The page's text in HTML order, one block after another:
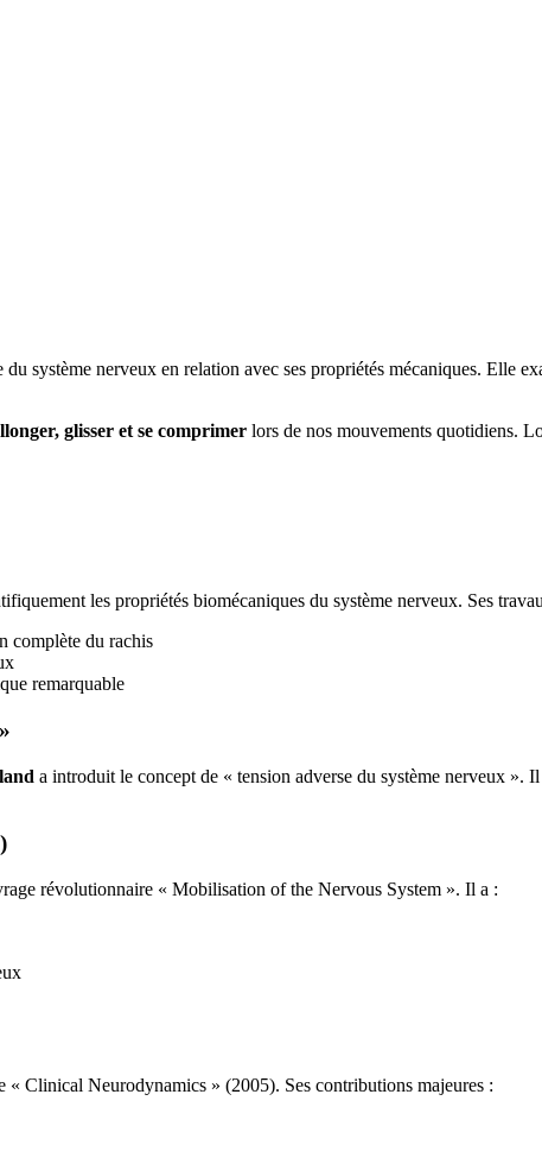
système nerveux en relation avec ses propriétés mécaniques. Elle
glisser et se comprimer lors de nos mouvements quotidiens.
les propriétés biomécaniques du système nerveux. Ses
complète du rachis
remarquable
a introduit le concept de « tension adverse du système nerveux ».
révolutionnaire « Mobilisation of the Nervous System ». Il a :
« Clinical Neurodynamics » (2005). Ses contributions majeures :